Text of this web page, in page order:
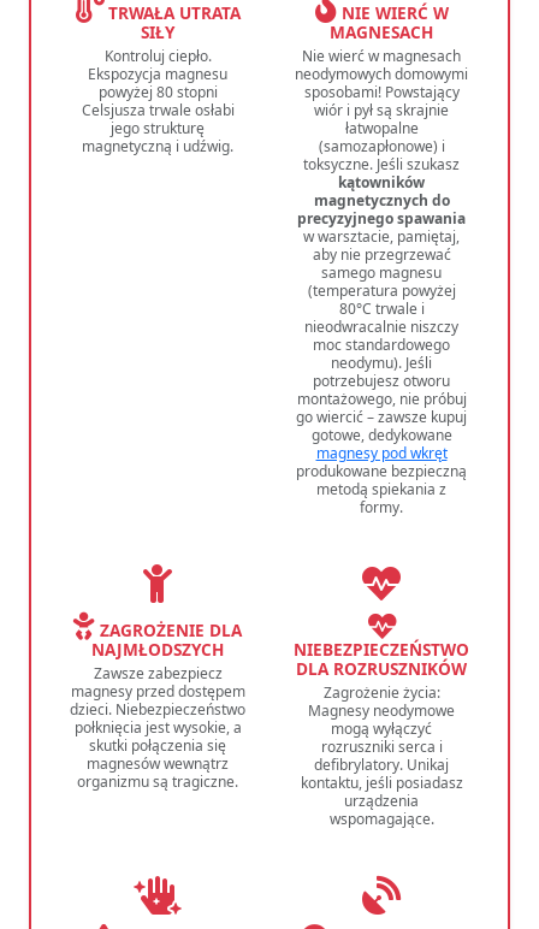
TRWAŁA UTRATA
SIŁY
Kontroluj ciepło.
Ekspozycja magnesu
powyżej 80 stopni
Celsjusza trwale osłabi
jego strukturę
magnetyczną i udźwig.
NIE WIERĆ W
MAGNESACH
Nie wierć w magnesach
neodymowych domowymi
sposobami! Powstający
wiór i pył są skrajnie
łatwopalne
(samozapłonowe) i
toksyczne. Jeśli szukasz
kątowników
magnetycznych do
precyzyjnego spawania
w warsztacie, pamiętaj,
aby nie przegrzewać
samego magnesu
(temperatura powyżej
80°C trwale i
nieodwracalnie niszczy
moc standardowego
neodymu). Jeśli
potrzebujesz otworu
montażowego, nie próbuj
go wiercić – zawsze kupuj
gotowe, dedykowane
magnesy pod wkręt
produkowane bezpieczną
metodą spiekania z
formy.
ZAGROŻENIE DLA
NAJMŁODSZYCH
Zawsze zabezpiecz
magnesy przed dostępem
dzieci. Niebezpieczeństwo
połknięcia jest wysokie, a
skutki połączenia się
magnesów wewnątrz
organizmu są tragiczne.
NIEBEZPIECZEŃSTWO
DLA ROZRUSZNIKÓW
Zagrożenie życia:
Magnesy neodymowe
mogą wyłączyć
rozruszniki serca i
defibrylatory. Unikaj
kontaktu, jeśli posiadasz
urządzenia
wspomagające.